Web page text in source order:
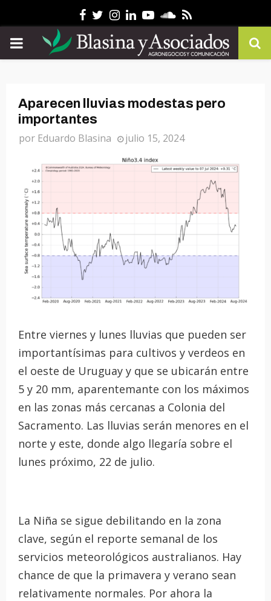
Facebook
Twitter
Instagram
Linkedin
YoutubeSoundcloud
Rss
PRIMARY
Aparecen lluvias modestas pero
importantes
por Eduardo Blasina julio 15, 2024
Entre viernes y lunes lluvias que pueden ser
importantísimas para cultivos y verdeos en
el oeste de Uruguay y que se ubicarán entre
5 y 20 mm, aparentemante con los máximos
en las zonas más cercanas a Colonia del
Sacramento. Las lluvias serán menores en el
norte y este, donde algo llegaría sobre el
lunes próximo, 22 de julio.
La Niña se sigue debilitando en la zona
clave, según el reporte semanal de los
servicios meteorológicos australianos. Hay
chance de que la primavera y verano sean
relativamente normales. Por ahora la